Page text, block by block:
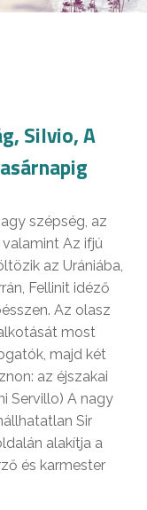
Silvio, A
szépség, az
valamint Az ifjú
az Urániába,
Fellinit idéző
Az olasz
most
majd két
az éjszakai
Servillo) A nagy
Sir
alakítja a
és karmester